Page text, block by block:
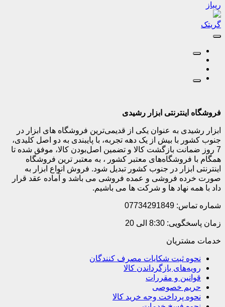
ریباز
گریتک
فروشگاه اینترنتی ابزار رشیدی
ابزار رشیدی به عنوان یکی از قدیمی‌ترین فروشگاه های ابزار در
جنوب کشور با بیش از یک دهه تجربه، با پایبندی به دو اصل کلیدی،
7 روز ضمانت بازگشت کالا و تضمین اصل‌بودن کالا، موفق شده تا
همگام با فروشگاه‌های معتبر کشور ، به معتبر ترین فروشگاه
اینترنتی ابزار در جنوب کشور تبدیل شود. فروش انواع ابزار به
صورت خرده فروشی و عمده فروشی می باشد و آماده عقد قرار
داد با همه نهاد ها و شرکت ها می باشیم.
شماره تماس: 07734291849
زمان پاسخگویی: 8:30 الی 20
خدمات مشتریان
نحوه ثبت شکایات مصرف کنندگان
رویه‌های بازگرداندن کالا
قوانین و مقررات
حریم خصوصی
نحوه پرداخت وجه خرید کالا